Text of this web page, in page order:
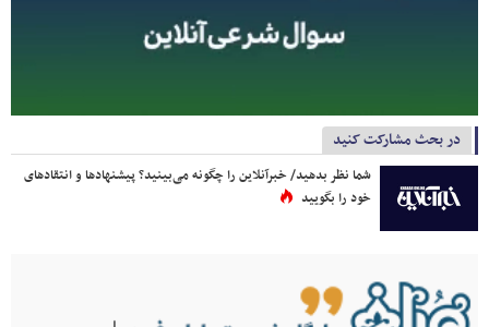
در بحث مشارکت کنید
شما نظر بدهید/ خبرآنلاین را چگونه می‌بینید؟ پیشنهادها و انتقادهای
خود را بگویید